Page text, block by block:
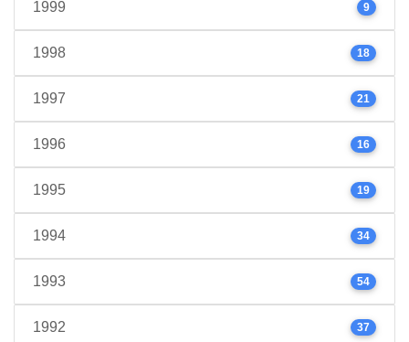
1999 9
1998 18
1997 21
1996 16
1995 19
1994 34
1993 54
1992 37